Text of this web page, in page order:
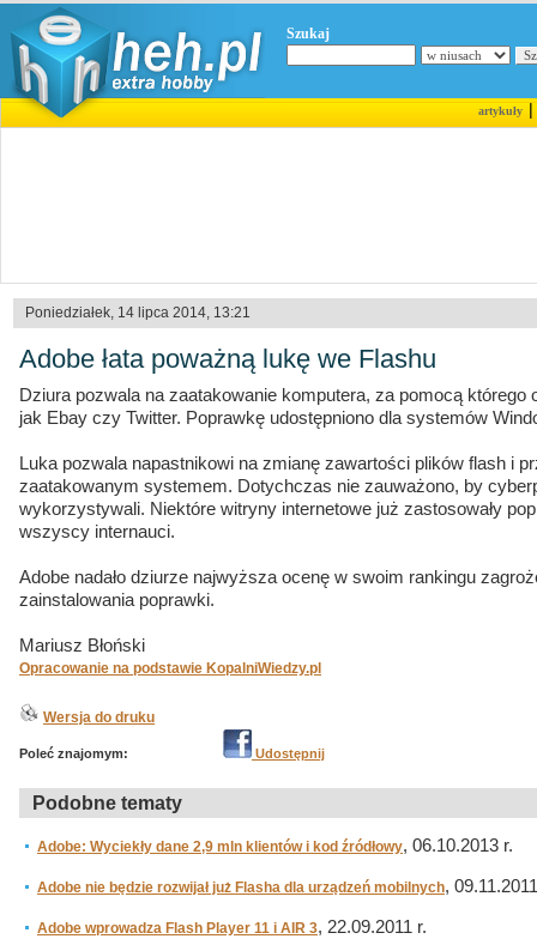
Szukaj
artykuły|
Poniedziałek, 14 lipca 2014, 13:21
Adobe łata poważną lukę we Flashu
Dziura pozwala na zaatakowanie komputera, za pomocą którego
jak Ebay czy Twitter. Poprawkę udostępniono dla systemów
Luka pozwala napastnikowi na zmianę zawartości plików flash i
zaatakowanym systemem. Dotychczas nie zauważono, by
wykorzystywali. Niektóre witryny internetowe już zastosowały
wszyscy internauci.
Adobe nadało dziurze najwyższa ocenę w swoim rankingu
zainstalowania poprawki.
Mariusz Błoński
Opracowanie na podstawie KopalniWiedzy.pl
Wersja do druku
Poleć znajomym: Udostępnij
Podobne tematy
Adobe: Wyciekły dane 2,9 mln klientów i kod źródłowy, 06.10.2013 r.
Adobe nie będzie rozwijał już Flasha dla urządzeń mobilnych,
Adobe wprowadza Flash Player 11 i AIR 3, 22.09.2011 r.